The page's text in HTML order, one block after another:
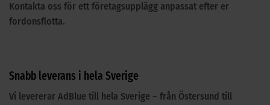
Kontakta oss för ett företagsupplägg anpassat efter er
fordonsflotta.
Snabb leverans i hela Sverige
Vi levererar AdBlue till hela Sverige – från Östersund till